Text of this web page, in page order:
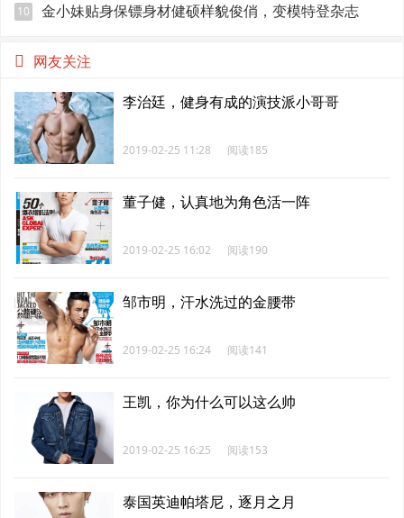
10 金小妹贴身保镖身材健硕样貌俊俏，变模特登杂志
网友关注
李治廷，健身有成的演技派小哥哥
2019-02-25 11:28 阅读185
董子健，认真地为角色活一阵
2019-02-25 16:02 阅读190
邹市明，汗水洗过的金腰带
2019-02-25 16:24 阅读141
王凯，你为什么可以这么帅
2019-02-25 16:25 阅读153
泰国英迪帕塔尼，逐月之月